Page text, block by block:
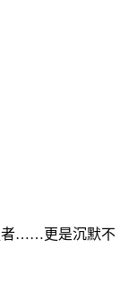
者……更是沉默不